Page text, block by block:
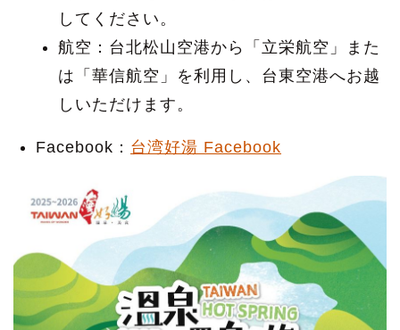
してください。
航空：台北松山空港から「立栄航空」また
は「華信航空」を利用し、台東空港へお越
しいただけます。
Facebook： 台湾好湯 Facebook